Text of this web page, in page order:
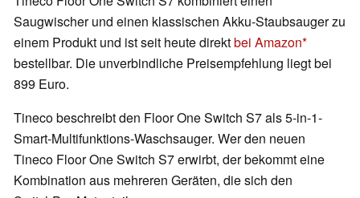
Saugwischer und einen klassischen Akku-Staubsauger zu
einem Produkt und ist seit heute direktbei Amazon
bestellbar. Die unverbindliche Preisempfehlung liegt bei
899 Euro.
Tineco beschreibt den Floor One Switch S7 als 5-in-1-
Smart-Multifunktions-Waschsauger. Wer den neuen
Tineco Floor One Switch S7 erwirbt, der bekommt eine
Kombination aus mehreren Geräten, die sich den